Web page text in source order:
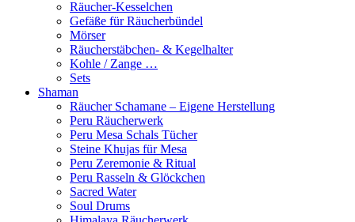
Räucher-Kesselchen
Gefäße für Räucherbündel
Mörser
Räucherstäbchen- & Kegelhalter
Kohle / Zange …
Sets
Shaman
Räucher Schamane – Eigene Herstellung
Peru Räucherwerk
Peru Mesa Schals Tücher
Steine Khujas für Mesa
Peru Zeremonie & Ritual
Peru Rasseln & Glöckchen
Sacred Water
Soul Drums